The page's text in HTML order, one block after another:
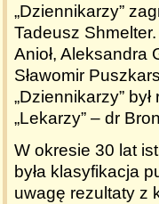
„Dziennikarzy”
Tadeusz
Anioł, Aleksandra
Sławomir
„Dziennikarzy”
„Lekarzy” – dr
W okresie 30 lat
była klasyfikacja
uwagę rezultaty z